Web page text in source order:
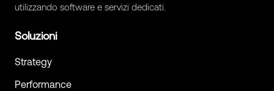
utilizzando software e servizi dedicati.
Soluzioni
Strategy
Performance